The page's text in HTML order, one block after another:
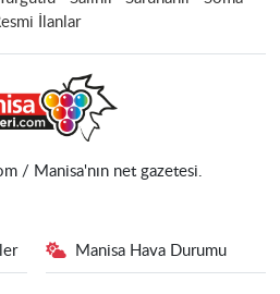
İlanlar
/ Manisa'nın net gazetesi.
Manisa Hava Durumu